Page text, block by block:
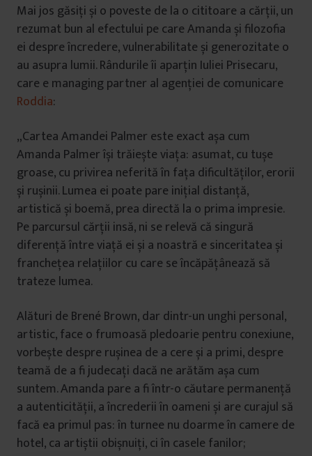
Mai jos găsiți și o poveste de la o cititoare a cărții, un
rezumat bun al efectului pe care Amanda și filozofia
ei despre încredere, vulnerabilitate și generozitate o
au asupra lumii. Rândurile îi aparțin Iuliei Prisecaru,
care e managing partner al agenției de comunicare
Roddia:
„Cartea Amandei Palmer este exact așa cum
Amanda Palmer își trăiește viața: asumat, cu tușe
groase, cu privirea neferită în fața dificultăților, erorii
și rușinii. Lumea ei poate pare inițial distanță,
artistică și boemă, prea directă la o prima impresie.
Pe parcursul cărții insă, ni se relevă că singură
diferență între viață ei și a noastră e sinceritatea și
franchețea relațiilor cu care se încăpățânează să
trateze lumea.
Alături de Brené Brown, dar dintr-un unghi personal,
artistic, face o frumoasă pledoarie pentru conexiune,
vorbește despre rușinea de a cere și a primi, despre
teamă de a fi judecați dacă ne arătăm așa cum
suntem. Amanda pare a fi într-o căutare permanență
a autenticității, a încrederii în oameni și are curajul să
facă ea primul pas: în turnee nu doarme în camere de
hotel, ca artiștii obișnuiți, ci în casele fanilor;